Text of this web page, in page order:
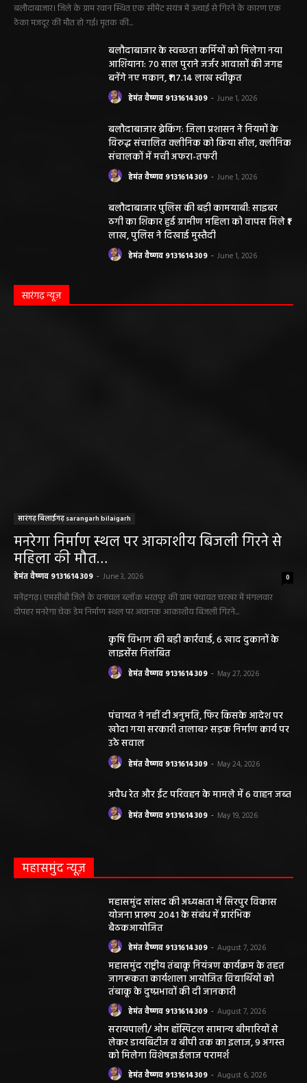
बलौदाबाजार। जिले के ग्राम रवान स्थित एक सीमेंट संयंत्र में ऊंचाई से गिरने के कारण एक
ठेका मजदूर की मौत हो गई। मृतक की...
बलौदाबाजार के स्वच्छता कर्मियों को मिलेगा नया
आशियाना: 70 साल पुराने जर्जर आवासों की जगह
बनेंगे नए मकान, ₹117.14 लाख स्वीकृत
हेमंत वैष्णव 9131614309 - June 1, 2026
बलौदाबाजार ब्रेकिंग: जिला प्रशासन ने नियमों के
विरुद्ध संचालित क्लीनिक को किया सील, क्लीनिक
संचालकों में मची अफरा-तफरी
हेमंत वैष्णव 9131614309 - June 1, 2026
बलौदाबाजार पुलिस की बड़ी कामयाबी: साइबर
ठगी का शिकार हुई ग्रामीण महिला को वापस मिले ₹1
लाख, पुलिस ने दिखाई मुस्तैदी
हेमंत वैष्णव 9131614309 - June 1, 2026
सारंगढ़ न्यूज़
सारंगढ़ बिलाईगढ़ sarangarh bilaigarh
मनरेगा निर्माण स्थल पर आकाशीय बिजली गिरने से
महिला की मौत…
हेमंत वैष्णव 9131614309 - June 3, 2026 0
मनेंद्रगढ़। एमसीबी जिले के वनांचल ब्लॉक भरतपुर की ग्राम पंचायत चरखर में मंगलवार
दोपहर मनरेगा चेक डेम निर्माण स्थल पर अचानक आकाशीय बिजली गिरने...
कृषि विभाग की बड़ी कार्रवाई, 6 खाद दुकानों के
लाइसेंस निलंबित
हेमंत वैष्णव 9131614309 - May 27, 2026
पंचायत ने नहीं दी अनुमति, फिर किसके आदेश पर
खोदा गया सरकारी तालाब? सड़क निर्माण कार्य पर
उठे सवाल
हेमंत वैष्णव 9131614309 - May 24, 2026
अवैध रेत और ईंट परिवहन के मामले में 6 वाहन जब्त
हेमंत वैष्णव 9131614309 - May 19, 2026
महासमुंद न्यूज़
महासमुंद सांसद की अध्यक्षता में सिरपुर विकास
योजना प्रारूप 2041 के संबंध में प्रारंभिक
बैठकआयोजित
हेमंत वैष्णव 9131614309 - August 7, 2026
महासमुंद राष्ट्रीय तंबाकू नियंत्रण कार्यक्रम के तहत
जागरूकता कार्यशाला आयोजित विद्यार्थियों को
तंबाकू के दुष्प्रभावों की दी जानकारी
हेमंत वैष्णव 9131614309 - August 7, 2026
सरायपाली/ ओम हॉस्पिटल सामान्य बीमारियों से
लेकर डायबिटीज व बीपी तक का इलाज, 9 अगस्त
को मिलेगा विशेषज्ञ ईलाज परामर्श
हेमंत वैष्णव 9131614309 - August 6, 2026